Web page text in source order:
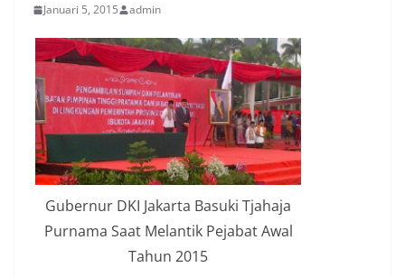
Januari 5, 2015 admin
Gubernur DKI Jakarta Basuki Tjahaja
Purnama Saat Melantik Pejabat Awal
Tahun 2015